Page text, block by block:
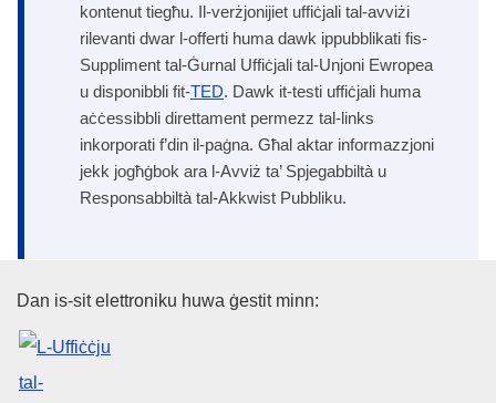
kontenut tiegħu. Il-verżjonijiet uffiċjali tal-avviżi
rilevanti dwar l-offerti huma dawk ippubblikati fis-
Suppliment tal-Ġurnal Uffiċjali tal-Unjoni Ewropea
u disponibbli fit-TED. Dawk it-testi uffiċjali huma
aċċessibbli direttament permezz tal-links
inkorporati f’din il-paġna. Għal aktar informazzjoni
jekk jogħġbok ara l-Avviż ta’ Spjegabbiltà u
Responsabbiltà tal-Akkwist Pubbliku.
L-Uffiċċju tal-Pubblikazzjonijiet
Dan is-sit elettroniku huwa ġestit minn: